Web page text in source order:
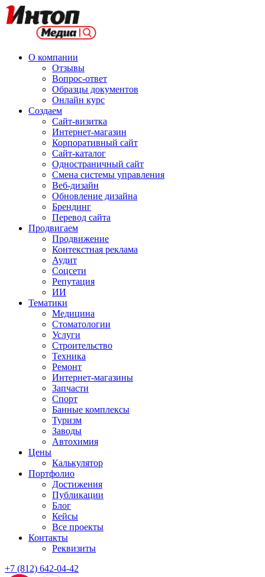
О компании
Отзывы
Вопрос-ответ
Образцы документов
Онлайн курс
Создаем
Сайт-визитка
Интернет-магазин
Корпоративный сайт
Сайт-каталог
Одностраничный сайт
Смена системы управления
Веб-дизайн
Обновление дизайна
Брендинг
Перевод сайта
Продвигаем
Продвижение
Контекстная реклама
Аудит
Соцсети
Репутация
ИИ
Тематики
Медицина
Стоматологии
Услуги
Строительство
Техника
Ремонт
Интернет-магазины
Запчасти
Спорт
Банные комплексы
Туризм
Заводы
Автохимия
Цены
Калькулятор
Портфолио
Достижения
Публикации
Блог
Кейсы
Все проекты
Контакты
Реквизиты
+7 (812) 642-04-42